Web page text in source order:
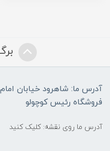
آدرس ما: شاهرود خیابان
فروشگاه رئیس کوچولو
آدرس ما روی نقشه: کلیک کنید